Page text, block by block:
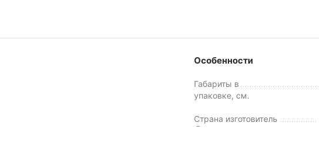
Особенности
Габариты в
упаковке, см.
Страна изготовитель